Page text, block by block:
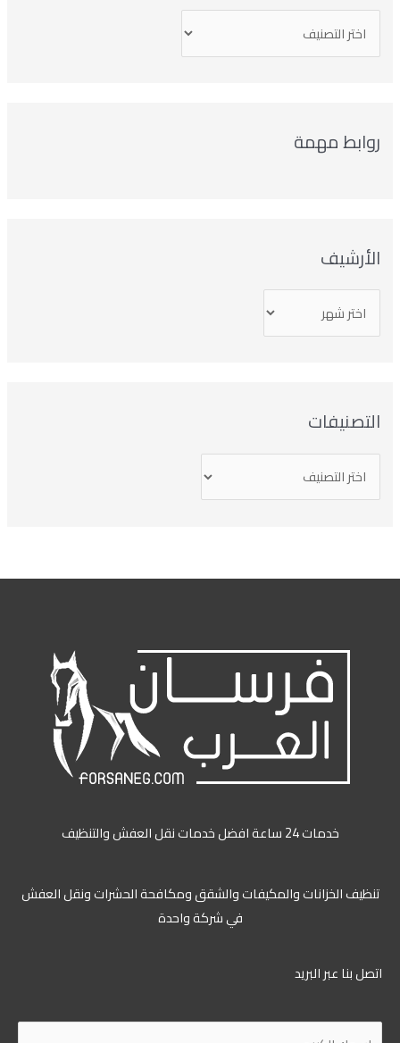
مهمة
خدمات 24 ساعة افضل خدمات نقل العفش والتنظيف
الخزانات والمكيفات والشقق ومكافحة الحشرات ونقل العفش
في شركة واحدة
بنا عبر البريد